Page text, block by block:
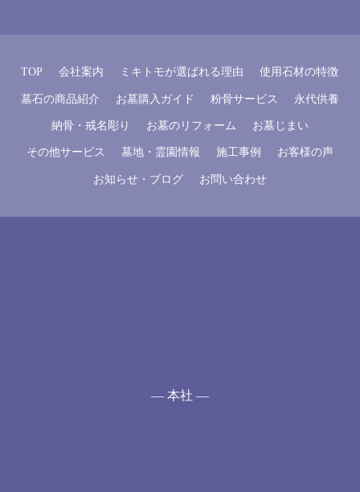
TOP 会社案内 ミキトモが選ばれる理由 使用石材の特徴
墓石の商品紹介 お墓購入ガイド 粉骨サービス 永代供養
納骨・戒名彫り お墓のリフォーム お墓じまい
その他サービス 墓地・霊園情報 施工事例 お客様の声
お知らせ・ブログ お問い合わせ
— 本社 —